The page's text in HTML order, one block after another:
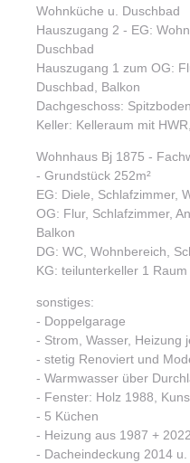
Wohnküche u. Duschbad
Hauszugang 2 - EG:
Duschbad
Hauszugang 1 zum OG:
Duschbad, Balkon
Dachgeschoss: Spitzboden
Keller: Kelleraum mit
Wohnhaus Bj 1875 -
- Grundstück 252m²
EG: Diele, Schlafzimmer,
OG: Flur, Schlafzimmer,
Balkon
DG: WC, Wohnbereich,
KG: teilunterkeller 1 Raum
sonstiges:
- Doppelgarage
- Strom, Wasser, Heizung
- stetig Renoviert und
- Warmwasser über
- Fenster: Holz 1988,
- 5 Küchen
- Heizung aus 1987 + 2022
- Dacheindeckung 2014